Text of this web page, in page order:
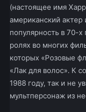
(настоящее имя
американский
популярность в 70-х
ролях во многих
которых «Розовые
«Лак для волос». К
1988 году, так и не
мультперсонаж из